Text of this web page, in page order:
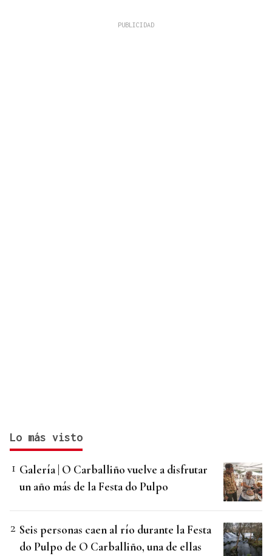
Lo más visto
Galería | O Carballiño vuelve a disfrutar
un año más de la Festa do Pulpo
Seis personas caen al río durante la Festa
do Pulpo de O Carballiño, una de ellas